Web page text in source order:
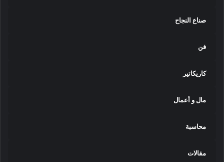
صناع النجاح
فن
كاريكاتير
مال و أعمال
محاسبة
مقالات